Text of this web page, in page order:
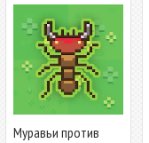
Муравьи против